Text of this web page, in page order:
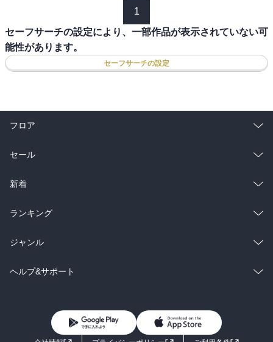
1
セーフサーチの設定により、一部作品が表示されていない可
能性があります。
セーフサーチの設定
フロア
総合
ラノベ
雑誌・グラビア
BL・TL
セール
総合
ラノベ
雑誌・グラビア
BL・TL
新着
総合
ラノベ
雑誌・グラビア
ランキング
総合
ラノベ
ジャンル
コミック
ライトノベル 男子向けラノベ
ヘルプ&サポート
よくあるご質問
お問い合わせ